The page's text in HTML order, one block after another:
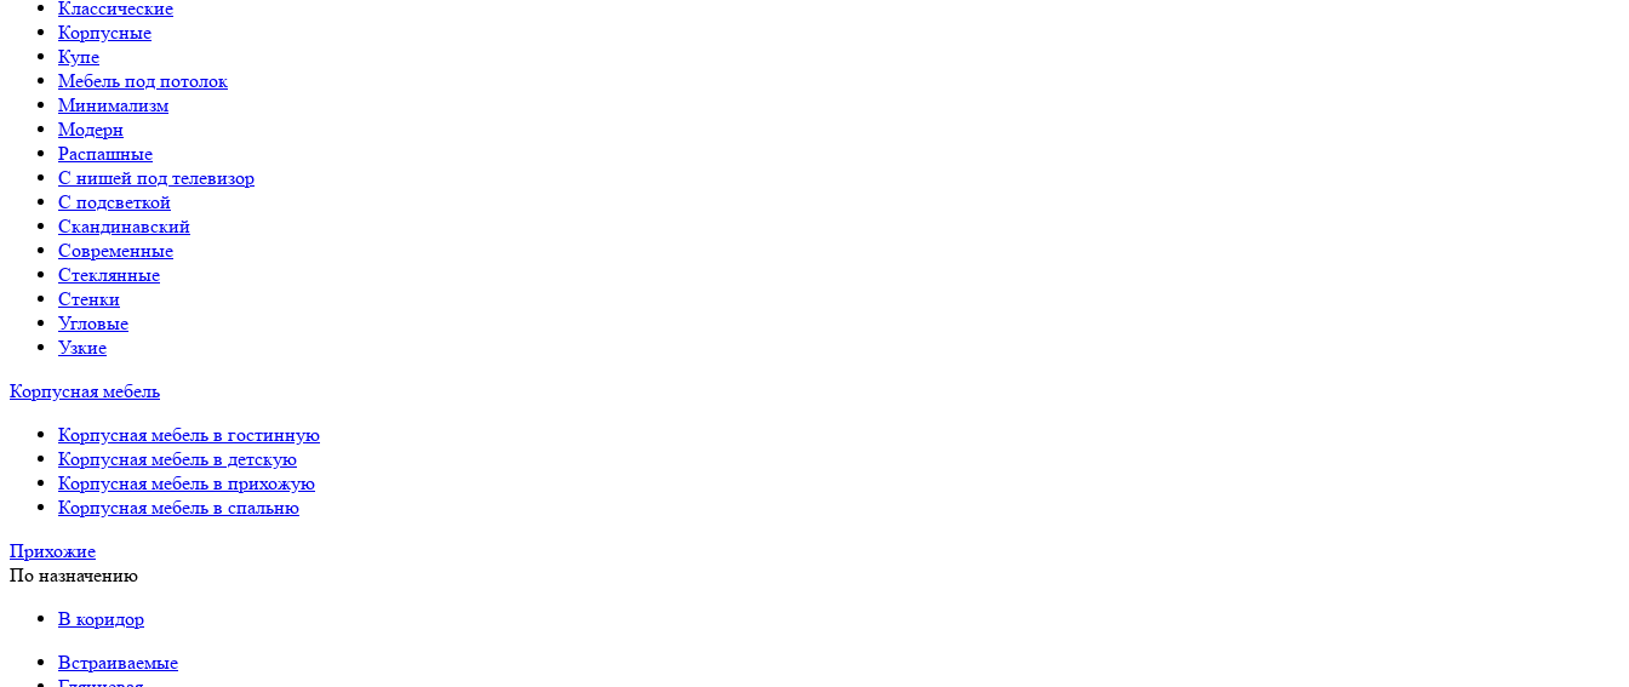
Классические
Корпусные
Купе
Мебель под потолок
Минимализм
Модерн
Распашные
С нишей под телевизор
С подсветкой
Скандинавский
Современные
Стеклянные
Стенки
Угловые
Узкие
Корпусная мебель
Корпусная мебель в гостинную
Корпусная мебель в детскую
Корпусная мебель в прихожую
Корпусная мебель в спальню
Прихожие
По назначению
В коридор
Встраиваемые